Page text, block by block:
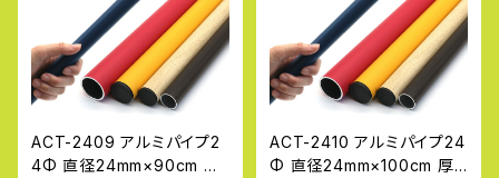
ACT-2409 アルミパイプ2
4Φ 直径24mm×90cm 厚
ACT-2410 アルミパイプ24
Φ 直径24mm×100cm 厚